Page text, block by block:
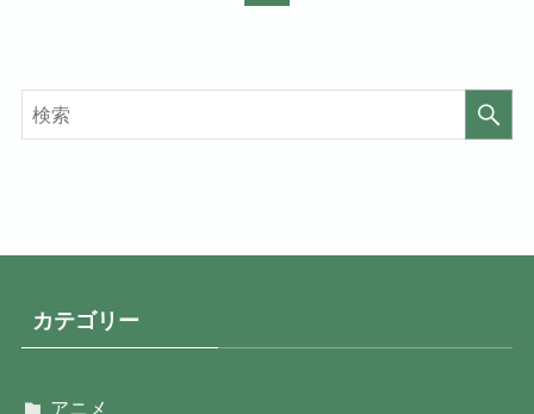
カテゴリー
アニメ